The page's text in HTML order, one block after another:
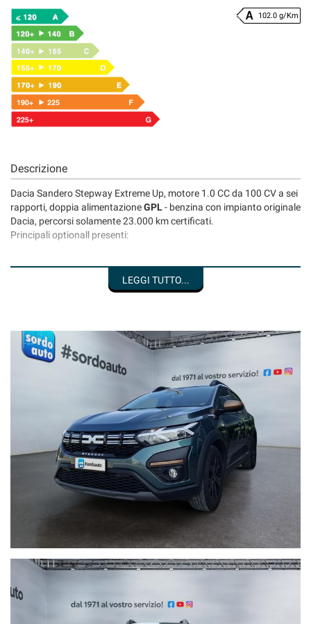
102.0 g/Km
Descrizione
Dacia Sandero Stepway Extreme Up, motore 1.0 CC da 100 CV a sei
rapporti, doppia alimentazioneGPL- benzina con impianto originale
Dacia, percorsi solamente 23.000 km certificati.
Principali optionall presenti:
Climatizzatore automatico
Navigatore satellitare
Fari led
Blind spot
App connect
Vetri posteriori oscurati
Vivavoce bluetooth
Sensori di parcheggio anteriori e posteriori
Volante multifunzione
Cruise control
Paragonabile al nuovo,UNICOPROPRIETARIO , no fumatore, mai
urtata, regolarmente tagliandata presso ufficiale (il 05/10/2025
a 11.000 km) , in garanzia ufficiale Dacia fino ad ottobre 2027 con
km illimitati, disponibile presso la nostra sede.
Siamo a vostra completa disposizione per qualsiasi prova,
passaggio di proprietà escluso.
mercato, con anticipo
LEGGI TUTTO...